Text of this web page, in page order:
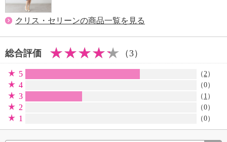
クリス・セリーンの商品一覧を見る
総合評価 （3）
5 （2）
4 （0）
3 （ 1 ）
2 （0）
1 （0）